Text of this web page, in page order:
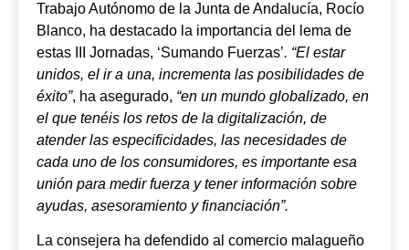
Trabajo Autónomo de la Junta de Andalucía, Rocío
Blanco, ha destacado la importancia del lema de
estas III Jornadas, ‘Sumando Fuerzas’. “El estar
unidos, el ir a una, incrementa las posibilidades de
éxito”, ha asegurado, “en un mundo globalizado, en
el que tenéis los retos de la digitalización, de
atender las especificidades, las necesidades de
cada uno de los consumidores, es importante esa
unión para medir fuerza y tener información sobre
ayudas, asesoramiento y financiación”.
La consejera ha defendido al comercio malagueño